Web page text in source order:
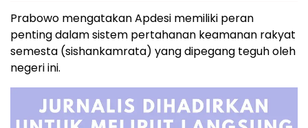
Prabowo mengatakan Apdesi memiliki peran
penting dalam sistem pertahanan keamanan rakyat
semesta (sishankamrata) yang dipegang teguh oleh
negeri ini.